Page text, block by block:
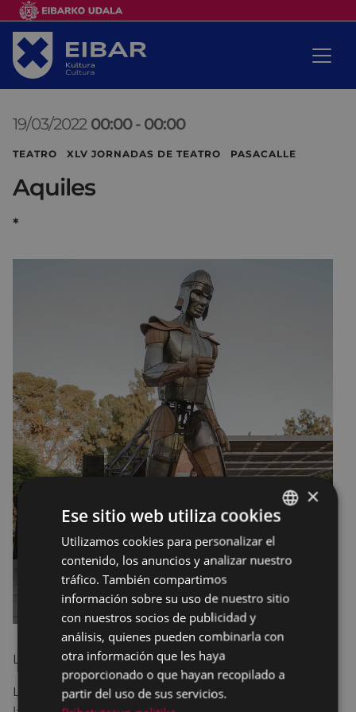
19/03/2022 00:00 - 00:00
TEATRO XLV JORNADAS DE TEATRO PASACALLE
Aquiles
*
LA FAM TEATRE - Castellón
La compañía villarrealense LA FAM Teatre recorrerá
BASQUE
SPANISH
×
Ese sitio web utiliza cookies
Utilizamos cookies para personalizar el
contenido, los anuncios y analizar nuestro
tráfico. También compartimos
información sobre su uso de nuestro sitio
con nuestros socios de publicidad y
análisis, quienes pueden combinarla con
otra información que les haya
proporcionado o que hayan recopilado a
partir del uso de sus servicios.